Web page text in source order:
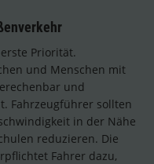
Priorität.
und Menschen mit
und
Fahrzeugführer sollten
in der Nähe
reduzieren. Die
Fahrer dazu,